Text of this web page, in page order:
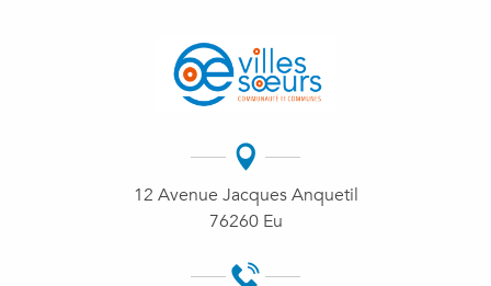
12 Avenue Jacques Anquetil
76260 Eu